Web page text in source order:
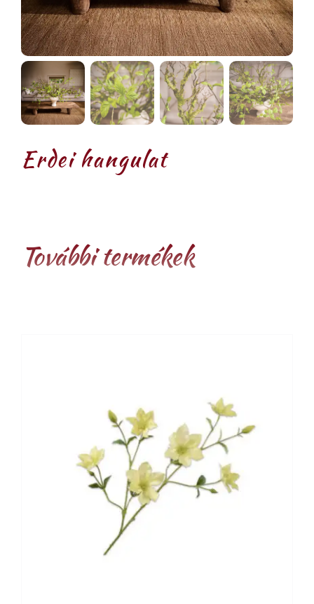
Erdei hangulat
További termékek